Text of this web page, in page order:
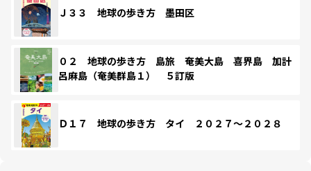
Ｊ３３ 地球の歩き方 墨田区
０２ 地球の歩き方 島旅 奄美大島 喜界島 加計
呂麻島（奄美群島１） ５訂版
Ｄ１７ 地球の歩き方 タイ ２０２７～２０２８